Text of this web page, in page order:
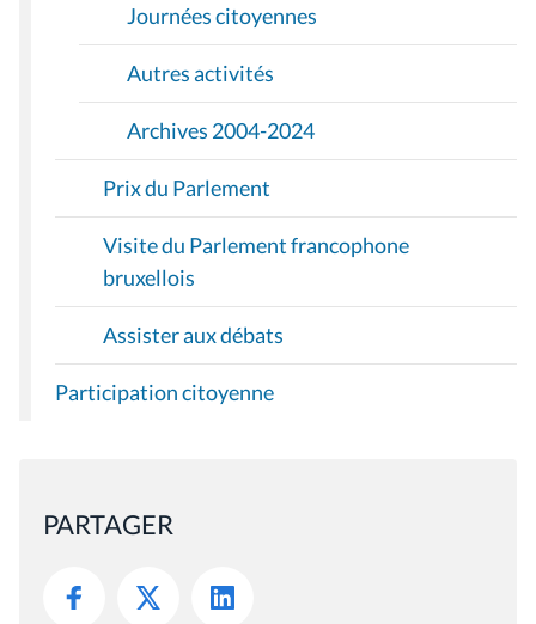
Journées citoyennes
Autres activités
Archives 2004-2024
Prix du Parlement
Visite du Parlement francophone
bruxellois
Assister aux débats
Participation citoyenne
PARTAGER